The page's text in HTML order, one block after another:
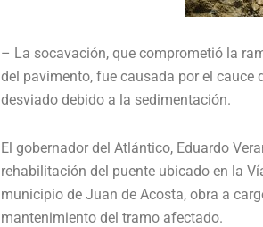
– La socavación, que comprometió la
del pavimento, fue causada por el cauce
desviado debido a la sedimentación.
El gobernador del Atlántico, Eduardo
rehabilitación del puente ubicado en la
municipio de Juan de Acosta, obra a
mantenimiento del tramo afectado.